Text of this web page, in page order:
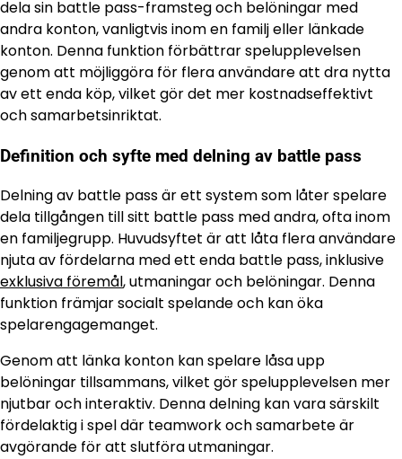
dela sin battle pass-framsteg och belöningar med
andra konton, vanligtvis inom en familj eller länkade
konton. Denna funktion förbättrar spelupplevelsen
genom att möjliggöra för flera användare att dra nytta
av ett enda köp, vilket gör det mer kostnadseffektivt
och samarbetsinriktat.
Definition och syfte med delning av battle pass
Delning av battle pass är ett system som låter spelare
dela tillgången till sitt battle pass med andra, ofta inom
en familjegrupp. Huvudsyftet är att låta flera användare
njuta av fördelarna med ett enda battle pass, inklusive
exklusiva föremål, utmaningar och belöningar. Denna
funktion främjar socialt spelande och kan öka
spelarengagemanget.
Genom att länka konton kan spelare låsa upp
belöningar tillsammans, vilket gör spelupplevelsen mer
njutbar och interaktiv. Denna delning kan vara särskilt
fördelaktig i spel där teamwork och samarbete är
avgörande för att slutföra utmaningar.